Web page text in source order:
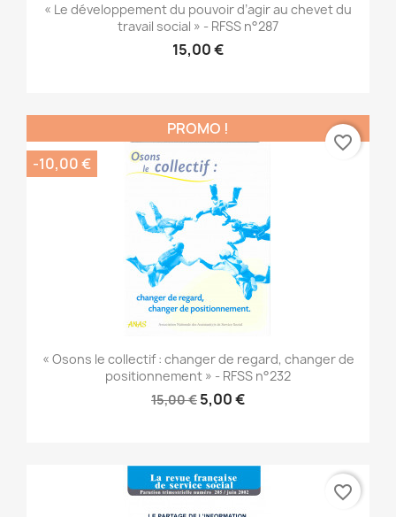
« Le développement du pouvoir d’agir au chevet du
travail social » - RFSS n°287
15,00 €
« Osons le collectif : changer de regard, changer de
positionnement » - RFSS n°232
15,00 € 5,00 €
PROMO !
-10,00 €
favorite_border
favorite_border